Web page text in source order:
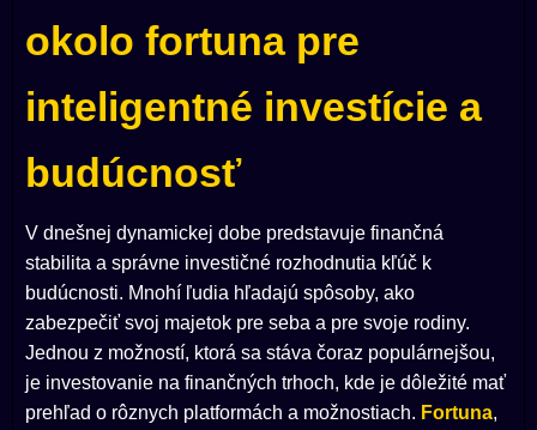
okolo fortuna pre
inteligentné investície a
budúcnosť
V dnešnej dynamickej dobe predstavuje finančná
stabilita a správne investičné rozhodnutia kľúč k
budúcnosti. Mnohí ľudia hľadajú spôsoby, ako
zabezpečiť svoj majetok pre seba a pre svoje rodiny.
Jednou z možností, ktorá sa stáva čoraz populárnejšou,
je investovanie na finančných trhoch, kde je dôležité mať
prehľad o rôznych platformách a možnostiach. Fortuna,